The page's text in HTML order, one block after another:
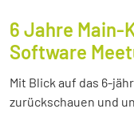
6 Jahre Main-
Software
Mit Blick auf das 6-
zurückschauen und